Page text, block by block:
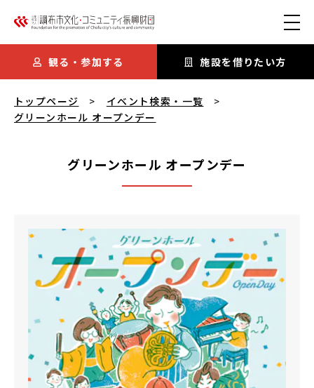
観る・参加する 施設を借りたい方
トップページ
イベント検索・一覧
グリーンホール オープンデー
グリーンホール オープンデー
グリーンホール オープンデー概要
グリーンホール オープンデー を閲覧中